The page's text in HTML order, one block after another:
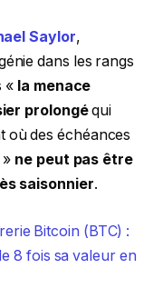
Saylor,
dans les rangs
« la menace
prolongéqui
où des échéances
ne peut pas être
saisonnier.
Bitcoin (BTC) :
8 fois sa valeur en